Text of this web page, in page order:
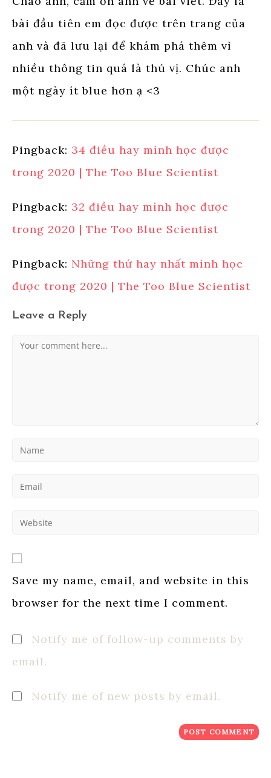
bài đầu tiên em đọc được trên trang của
anh và đã lưu lại để khám phá thêm vì
nhiều thông tin quá là thú vị. Chúc anh
một ngày ít blue hơn ạ <3
Pingback: 34 điều hay mình học được
trong 2020 | The Too Blue Scientist
Pingback: 32 điều hay mình học được
trong 2020 | The Too Blue Scientist
Pingback: Những thứ hay nhất mình học
được trong 2020 | The Too Blue Scientist
Leave a Reply
Comment
your
comment
your
address
your
URL
(optional)
Save my name, email, and website in this
browser for the next time I comment.
Notify me of follow-up comments by
email.
Notify me of new posts by email.